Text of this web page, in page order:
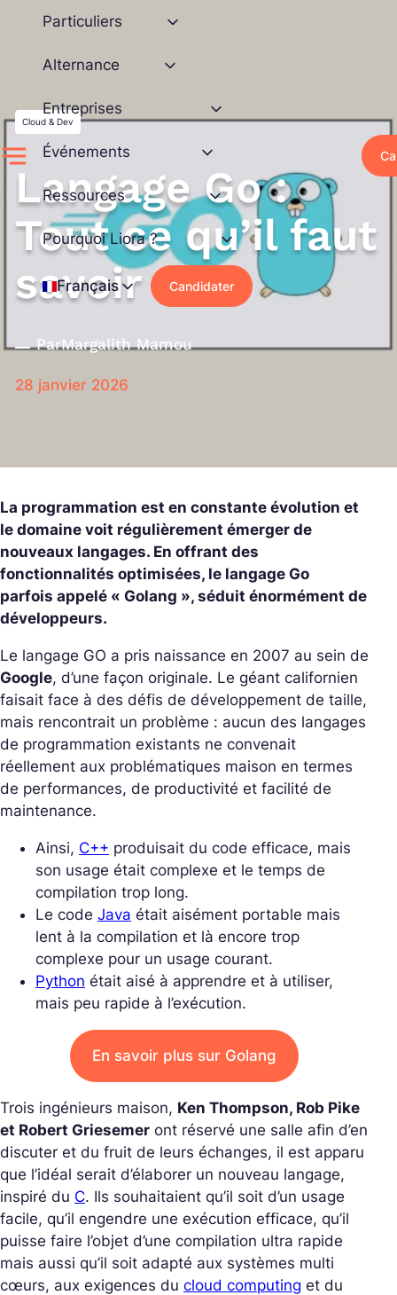
contenu
Particuliers
Alternance
Entreprises
Événements
Ressources
Pourquoi Liora ?
Français Candidater
Cloud & Dev
Langage Go :
Tout ce qu’il faut
savoir
ParMargalith Mamou
28 janvier 2026
La programmation est en constante évolution et
le domaine voit régulièrement émerger de
nouveaux langages. En offrant des
fonctionnalités optimisées, le langage Go
parfois appelé « Golang », séduit énormément de
développeurs.
Le langage GO a pris naissance en 2007 au sein de
Google, d’une façon originale. Le géant californien
faisait face à des défis de développement de taille,
mais rencontrait un problème : aucun des langages
de programmation existants ne convenait
réellement aux problématiques maison en termes
de performances, de productivité et facilité de
maintenance.
Ainsi, C++ produisait du code efficace, mais
son usage était complexe et le temps de
compilation trop long.
Le code Java était aisément portable mais
lent à la compilation et là encore trop
complexe pour un usage courant.
Python était aisé à apprendre et à utiliser,
mais peu rapide à l’exécution.
En savoir plus sur Golang
Trois ingénieurs maison, Ken Thompson, Rob Pike
et Robert Griesemer ont réservé une salle afin d’en
discuter et du fruit de leurs échanges, il est apparu
que l’idéal serait d’élaborer un nouveau langage,
inspiré du C. Ils souhaitaient qu’il soit d’un usage
facile, qu’il engendre une exécution efficace, qu’il
puisse faire l’objet d’une compilation ultra rapide
mais aussi qu’il soit adapté aux systèmes multi
cœurs, aux exigences du cloud computing et du